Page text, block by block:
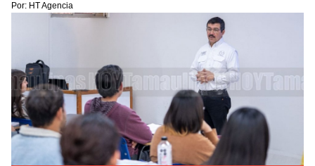
Por: HT Agencia